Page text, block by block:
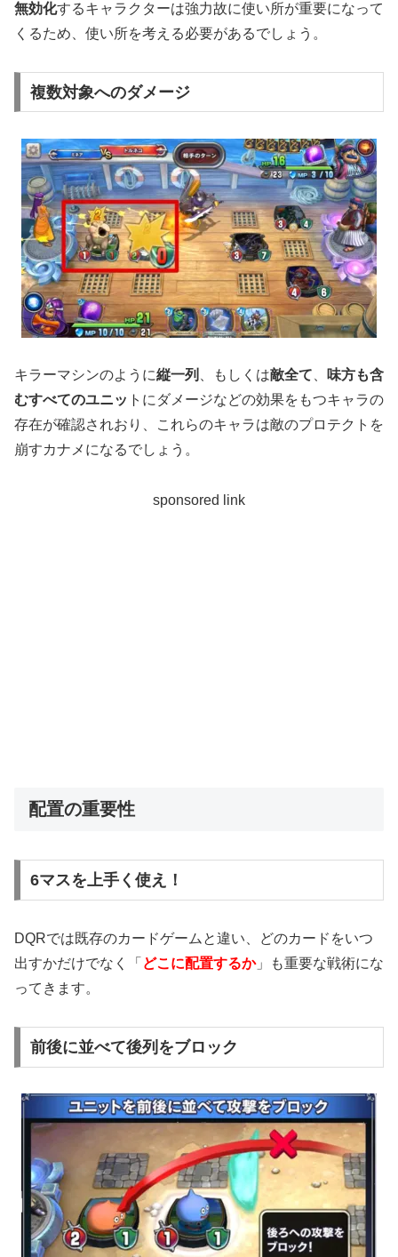
無効化するキャラクターは強力故に使い所が重要になって
くるため、使い所を考える必要があるでしょう。
複数対象へのダメージ
キラーマシンのように縦一列 、もしくは敵全て、 味方も含
むすべてのユニッ トにダメージなどの効果をもつキャラの
存在が確認されおり、これらのキャラは敵のプロテクトを
崩すカナメになるでしょう。
sponsored link
配置の重要性
6マスを上手く使え！
DQRでは既存のカードゲームと違い、どのカードをいつ
出すかだけでなく「 どこに配置するか」も重要な戦術にな
ってきます。
前後に並べて後列をブロック